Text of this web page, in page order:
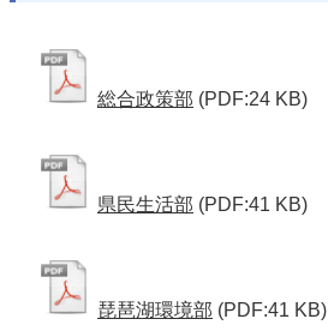
総合政策部 (PDF:24 KB)
県民生活部 (PDF:41 KB)
琵琶湖環境部 (PDF:41 KB)